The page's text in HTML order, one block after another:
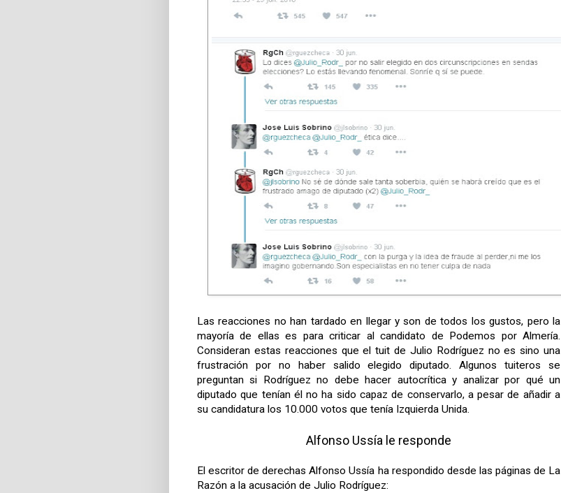
Las reacciones no han tardado en llegar y son de todos los gustos, pero la
mayoría de ellas es para criticar al candidato de Podemos por Almería.
Consideran estas reacciones que el tuit de Julio Rodríguez no es sino una
frustración por no haber salido elegido diputado. Algunos tuiteros se
preguntan si Rodríguez no debe hacer autocrítica y analizar por qué un
diputado que tenían él no ha sido capaz de conservarlo, a pesar de añadir a
su candidatura los 10.000 votos que tenía Izquierda Unida.
Alfonso Ussía le responde
El escritor de derechas Alfonso Ussía ha respondido desde las páginas de La
Razón a la acusación de Julio Rodríguez: